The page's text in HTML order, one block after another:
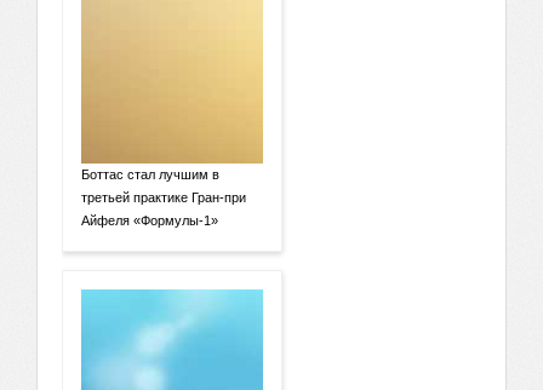
Боттас стал лучшим в
третьей практике Гран-при
Айфеля «Формулы-1»